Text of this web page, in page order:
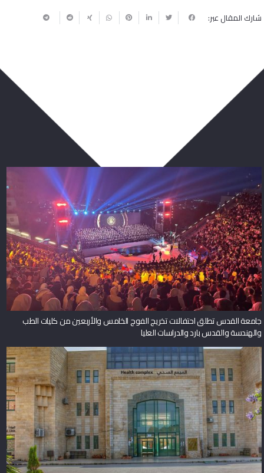
شارك المقال عبر:
جامعة القدس تطلق احتفالات تخريج الفوج الخامس والأربعين من كليات الطب
والهندسة والقدس بارد والدراسات العليا